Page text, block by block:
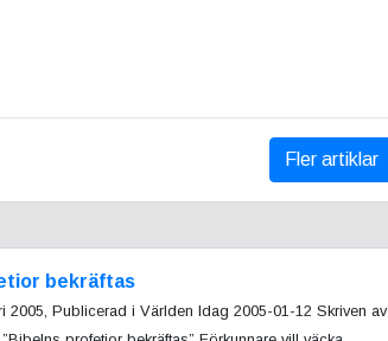
Fler artiklar
bekräftas
2005, Publicerad i Världen Idag 2005-01-12 Skriven av